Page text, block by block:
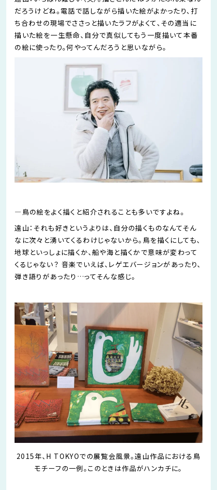
だろうけどね。電話で話しながら描いた絵がよかったり、打
ち合わせの現場でささっと描いたラフがよくて、その適当に
描いた絵を一生懸命、自分で真似してもう一度描いて本番
の絵に使ったり。何 やってんだろうと思いながら。
― 鳥の絵をよく描くと紹介されることも多いですよね。
遠山：それも好きというよりは、自分の描くものなんてそん
なに次々と湧いてくるわけじゃないから。鳥を描くにしても、
地球といっしょに描くか、船や海と描くかで意味が変わって
くるじゃない？ 音楽でいえば、レゲエバージョンがあったり、
弾き語りがあったり …ってそんな感じ。
2015年、H TOKYOでの展覧会風景。遠山作品における鳥
モチーフの一例。このときは作品がハンカチに。